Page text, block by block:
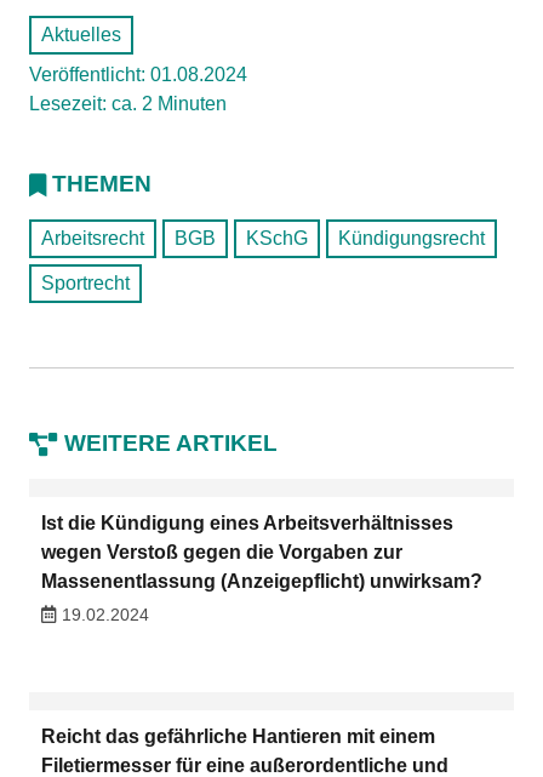
Aktuelles
Veröffentlicht: 01.08.2024
Lesezeit: ca. 2 Minuten
THEMEN
Arbeitsrecht BGB KSchG Kündigungsrecht
Sportrecht
WEITERE ARTIKEL
Ist die Kündigung eines Arbeitsverhältnisses
wegen Verstoß gegen die Vorgaben zur
Massenentlassung (Anzeigepflicht) unwirksam?
19.02.2024
Reicht das gefährliche Hantieren mit einem
Filetiermesser für eine außerordentliche und